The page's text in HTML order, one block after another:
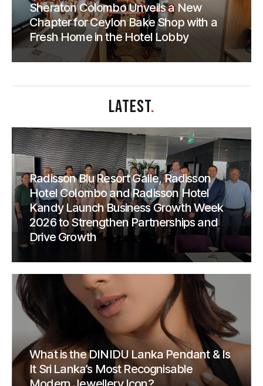
Sheraton Colombo Unveils a New
Chapter for Ceylon Bake Shop with a
Fresh Home in the Hotel Lobby
LATEST.
Radisson Blu Resort Galle, Radisson
Hotel Colombo and Radisson Hotel
Kandy Launch Business Growth Week
2026 to Strengthen Partnerships and
Drive Growth
What is the DINIDU Lanka Pendant & Is
It Sri Lanka’s Most Recognisable